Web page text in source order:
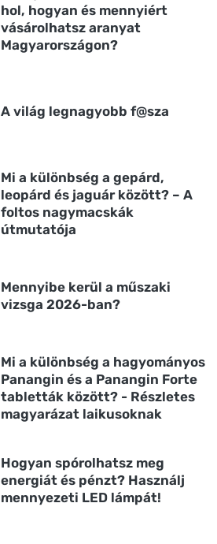
hol, hogyan és mennyiért
vásárolhatsz aranyat
Magyarországon?
A világ legnagyobb f@sza
Mi a különbség a gepárd,
leopárd és jaguár között? – A
foltos nagymacskák
útmutatója
Mennyibe kerül a műszaki
vizsga 2026-ban?
Mi a különbség a hagyományos
Panangin és a Panangin Forte
tabletták között? - Részletes
magyarázat laikusoknak
Hogyan spórolhatsz meg
energiát és pénzt? Használj
mennyezeti LED lámpát!